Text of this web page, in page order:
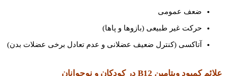
ضعف عمومی
حرکت غیر طبیعی (بازوها و پاها)
آتاکسی (کنترل ضعیف عضلانی و عدم تعادل برخی عضلات بدن)
علائم کمبود ویتامین B12 در کودکان و نوجوانان